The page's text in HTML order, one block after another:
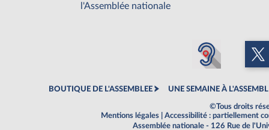
l'Assemblée nationale
BOUTIQUE DE L'ASSEMBLEE UNE SEMAINE À
©Tous droits
Mentions légales
Accessibilité : partiellement
Assemblée nationale - 126 Rue de